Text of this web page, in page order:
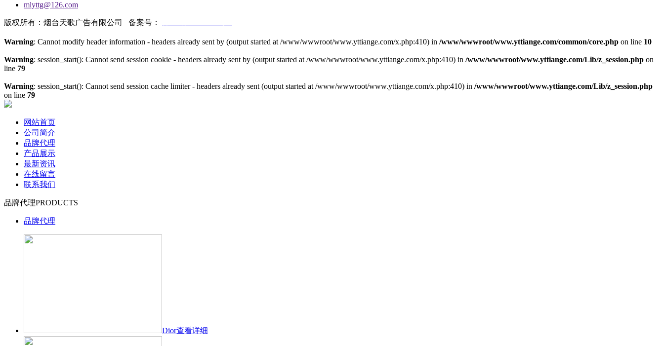
mlyttg@126.com
版权所有：烟台天歌广告有限公司 备案号：
Warning: Cannot modify header information - headers already sent by (output started at /www/wwwroot/www.yttiange.com/x.php:410) in /www/wwwroot/www.yttiange.com/common/core.php on line 10
Warning: session_start(): Cannot send session cookie - headers already sent by (output started at /www/wwwroot/www.yttiange.com/x.php:410) in /www/wwwroot/www.yttiange.com/Lib/z_session.php on
line 79
Warning: session_start(): Cannot send session cache limiter - headers already sent (output started at /www/wwwroot/www.yttiange.com/x.php:410) in /www/wwwroot/www.yttiange.com/Lib/z_session.php
on line 79
网站首页
公司简介
品牌代理
产品展示
最新资讯
在线留言
联系我们
品牌代理PRODUCTS
品牌代理
Dior查看详细